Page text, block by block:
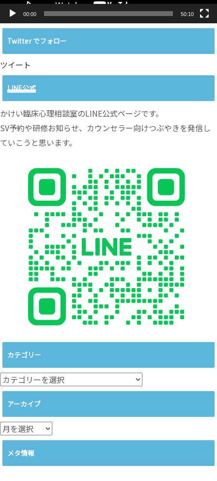
00:00 50:10
Twitter でフォロー
ツイート
LINE公式
かけい臨床心理相談室のLINE公式ページです。
SV予約や研修お知らせ、カウンセラー向けつぶやきを発信し
ていこうと思います。
カテゴリー
カ
テ
リ
ー
アーカイブ
ア
ー
イ
メタ情報